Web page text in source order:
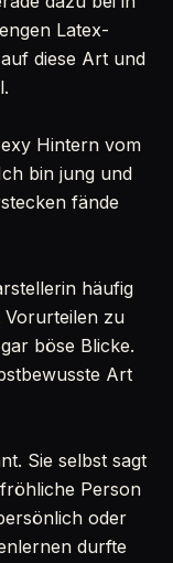
Latex-
diese Art und
Hintern vom
bin jung und
fände
häufig
zu
böse Blicke.
Art
Sie selbst sagt
Person
oder
durfte